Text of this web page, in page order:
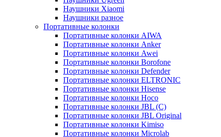
Наушники Xiaomi
Наушники разное
Портативные колонки
Портативные колонки AIWA
Портативные колонки Anker
Портативные колонки Awei
Портативные колонки Borofone
Портативные колонки Defender
Портативные колонки ELTRONIC
Портативные колонки Hisense
Портативные колонки Hoco
Портативные колонки JBL (C)
Портативные колонки JBL Original
Портативные колонки Kimiso
Портативные колонки Microlab